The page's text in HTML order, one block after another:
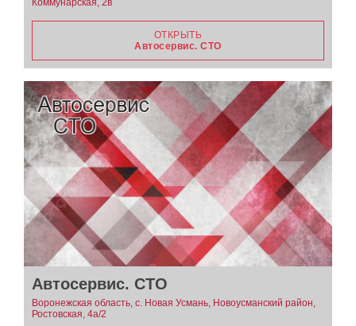
Коммунарская, 2в
ОТКРЫТЬ
Автосервис. СТО
Автосервис. СТО
Воронежская область, с. Новая Усмань, Новоусманский район,
Ростовская, 4а/2